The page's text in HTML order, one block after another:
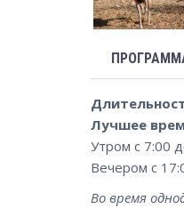
Лучшее
Утром с 7:00
Вечером с
Во время